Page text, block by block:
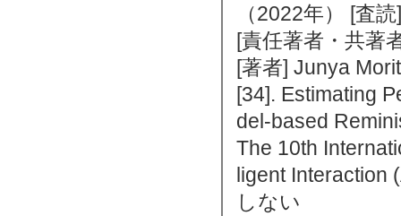
（2022年） [査
[責任著者・共著
[著者] Junya
[34]. Estimating
del-based
The 10th
ligent Interaction
しない